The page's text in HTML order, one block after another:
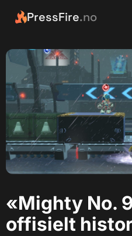
PressFire.no
«Mighty No.
offisielt